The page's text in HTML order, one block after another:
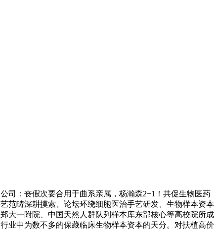
：丧假次要合用于曲系亲属，杨瀚森2+1！共促生物医药
范畴深耕摸索、论坛环绕细胞医治手艺研发、生物样本资本
大一附院、中国天然人群队列样本库东部核心等高校院所成
业中为数不多的保藏临床生物样本资本的天分。对扶植高价